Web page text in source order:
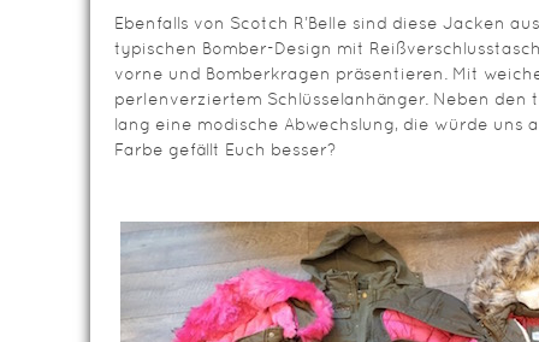
Ebenfalls von Scotch R’Belle sind diese Jacken
typischen Bomber-Design mit
vorne und Bomberkragen präsentieren. Mit
perlenverziertem Schlüsselanhänger. Neben den
lang eine modische Abwechslung, die würde uns
Farbe gefällt Euch besser?